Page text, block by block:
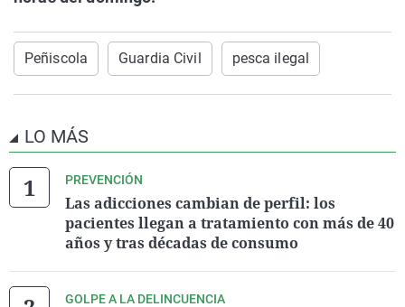
Peñiscola Guardia Civil pesca ilegal
LO MÁS
PREVENCIÓN
Las adicciones cambian de perfil: los
pacientes llegan a tratamiento con más de 40
años y tras décadas de consumo
GOLPE A LA DELINCUENCIA